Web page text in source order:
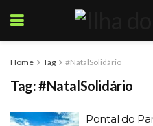
Home Tag #NatalSolidário
Tag:#NatalSolidário
Pontal do